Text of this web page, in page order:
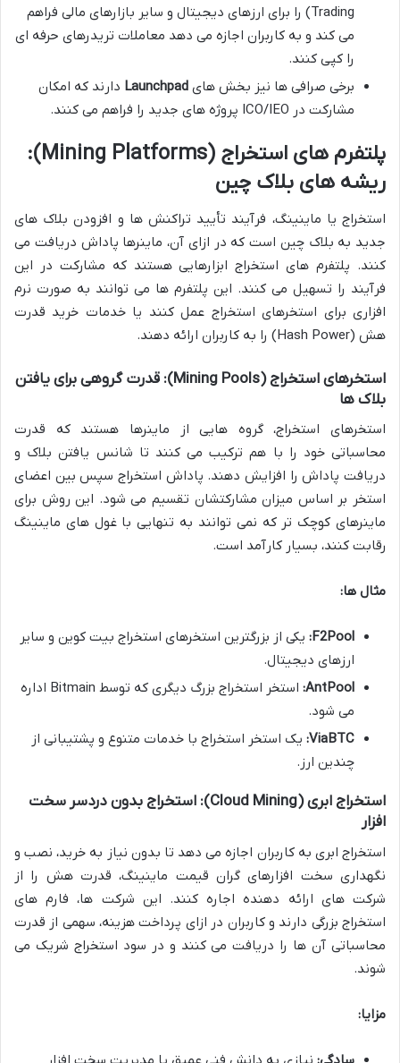
Trading) را برای ارزهای دیجیتال و سایر بازارهای مالی فراهم
می کند و به کاربران اجازه می دهد معاملات تریدرهای حرفه ای
را کپی کنند.
برخی صرافی ها نیز بخش های Launchpad دارند که امکان
مشارکت در ICO/IEO پروژه های جدید را فراهم می کنند.
پلتفرم های استخراج (Mining Platforms):
ریشه های بلاک چین
استخراج یا ماینینگ، فرآیند تأیید تراکنش ها و افزودن بلاک های
جدید به بلاک چین است که در ازای آن، ماینرها پاداش دریافت می
کنند. پلتفرم های استخراج ابزارهایی هستند که مشارکت در این
فرآیند را تسهیل می کنند. این پلتفرم ها می توانند به صورت نرم
افزاری برای استخرهای استخراج عمل کنند یا خدمات خرید قدرت
هش (Hash Power) را به کاربران ارائه دهند.
استخرهای استخراج (Mining Pools): قدرت گروهی برای یافتن
بلاک ها
استخرهای استخراج، گروه هایی از ماینرها هستند که قدرت
محاسباتی خود را با هم ترکیب می کنند تا شانس یافتن بلاک و
دریافت پاداش را افزایش دهند. پاداش استخراج سپس بین اعضای
استخر بر اساس میزان مشارکتشان تقسیم می شود. این روش برای
ماینرهای کوچک تر که نمی توانند به تنهایی با غول های ماینینگ
رقابت کنند، بسیار کارآمد است.
مثال ها:
F2Pool: یکی از بزرگترین استخرهای استخراج بیت کوین و سایر
ارزهای دیجیتال.
AntPool:
استخر استخراج بزرگ دیگری که توسط Bitmain اداره
می شود.
ViaBTC: یک استخر استخراج با خدمات متنوع و پشتیبانی از
چندین ارز.
استخراج ابری (Cloud Mining): استخراج بدون دردسر سخت
افزار
استخراج ابری به کاربران اجازه می دهد تا بدون نیاز به خرید، نصب و
نگهداری سخت افزارهای گران قیمت ماینینگ، قدرت هش را از
شرکت های ارائه دهنده اجاره کنند. این شرکت ها، فارم های
استخراج بزرگی دارند و کاربران در ازای پرداخت هزینه، سهمی از قدرت
محاسباتی آن ها را دریافت می کنند و در سود استخراج شریک می
شوند.
مزایا: